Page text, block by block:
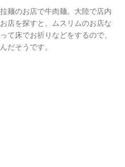
麺のお店で牛肉麺。大陸で店内
店を探すと、ムスリムのお店な
て床でお祈りなどをするので、
だそうです。